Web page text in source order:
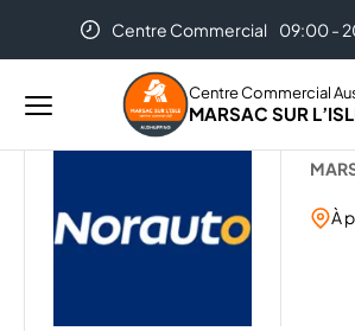
Centre Commercial 09:00 -
Menu
principal
Centre Commercial
MARSAC SUR
... NORAUTO
À